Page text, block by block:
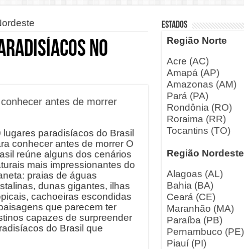
no
antes de morrer
lugares paradisíacos do Brasil
conhecer antes de morrer O
reúne alguns dos cenários
mais impressionantes do
praias de águas
dunas gigantes, ilhas
cachoeiras escondidas
que parecem ter
capazes de surpreender
do Brasil que
ESTADOS
Região Norte
Acre (AC)
Amapá (AP)
Amazonas (AM)
Pará (PA)
Rondônia (RO)
Roraima (RR)
Tocantins (TO)
Região Nordeste
Alagoas (AL)
Bahia (BA)
Ceará (CE)
Maranhão (MA)
Paraíba (PB)
Pernambuco (PE)
Piauí (PI)